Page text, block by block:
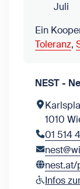
Juli
Ein
Toleranz,
NEST -
1010
01 514
Infos